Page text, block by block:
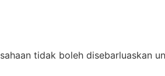
tidak boleh disebarluaskan